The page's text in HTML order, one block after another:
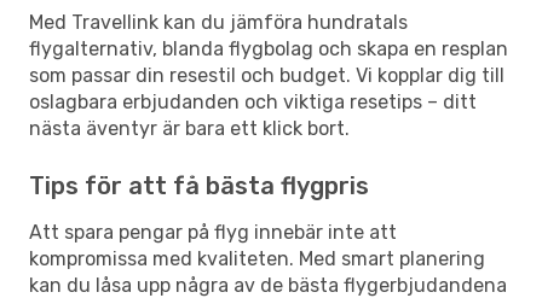
Med Travellink kan du jämföra hundratals
flygalternativ, blanda flygbolag och skapa en resplan
som passar din resestil och budget. Vi kopplar dig till
oslagbara erbjudanden och viktiga resetips – ditt
nästa äventyr är bara ett klick bort.
Tips för att få bästa flygpris
Att spara pengar på flyg innebär inte att
kompromissa med kvaliteten. Med smart planering
kan du låsa upp några av de bästa flygerbjudandena